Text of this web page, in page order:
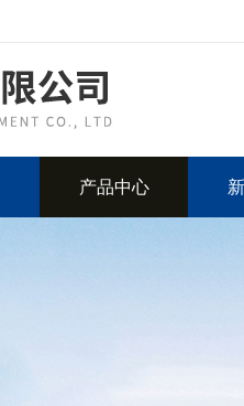
产品中心